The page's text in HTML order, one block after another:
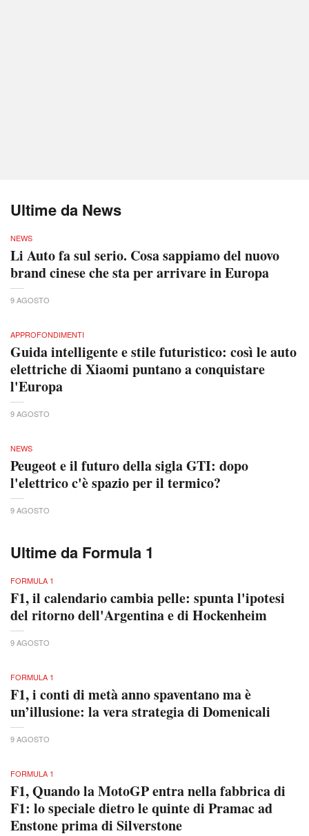
Ultime da News
NEWS
Li Auto fa sul serio. Cosa sappiamo del nuovo
brand cinese che sta per arrivare in Europa
9 AGOSTO
APPROFONDIMENTI
Guida intelligente e stile futuristico: così le auto
elettriche di Xiaomi puntano a conquistare
l'Europa
9 AGOSTO
NEWS
Peugeot e il futuro della sigla GTI: dopo
l'elettrico c'è spazio per il termico?
9 AGOSTO
Ultime da Formula 1
FORMULA 1
F1, il calendario cambia pelle: spunta l'ipotesi
del ritorno dell'Argentina e di Hockenheim
9 AGOSTO
FORMULA 1
F1, i conti di metà anno spaventano ma è
un’illusione: la vera strategia di Domenicali
9 AGOSTO
FORMULA 1
F1, Quando la MotoGP entra nella fabbrica di
F1: lo speciale dietro le quinte di Pramac ad
Enstone prima di Silverstone